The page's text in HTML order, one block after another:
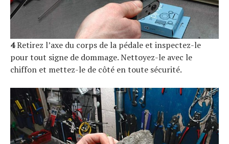
4Retirez l’axe du corps de la pédale et inspectez-le
pour tout signe de dommage. Nettoyez-le avec le
chiffon et mettez-le de côté en toute sécurité.